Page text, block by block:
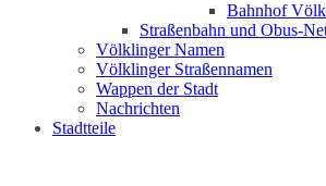
Bahnhof
Straßenbahn und Obus-
Völklinger Namen
Völklinger Straßennamen
Wappen der Stadt
Nachrichten
Stadtteile